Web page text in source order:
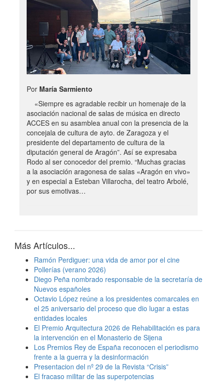
Por María Sarmiento
«Siempre es agradable recibir un homenaje de la
asociación nacional de salas de música en directo
ACCES en su asamblea anual con la presencia de la
concejala de cultura de ayto. de Zaragoza y el
presidente del departamento de cultura de la
diputación general de Aragón”. Así se expresaba
Rodo al ser conocedor del premio. “Muchas gracias
a la asociación aragonesa de salas «Aragón en vivo»
y en especial a Esteban Villarocha, del teatro Arbolé,
por sus emotivas…
Más Artículos...
Ramón Perdiguer: una vida de amor por el cine
Pollerías (verano 2026)
Diego Peña nombrado responsable de la secretaría de
Nuevos españoles
Octavio López reúne a los presidentes comarcales en
el 25 aniversario del proceso que dio lugar a estas
entidades locales
El Premio Arquitectura 2026 de Rehabilitación es para
la intervención en el Monasterio de Sijena
Los Premios Rey de España reconocen el periodismo
frente a la guerra y la desinformación
Presentacion del nº 29 de la Revista “Crisis”
El fracaso militar de las superpotencias